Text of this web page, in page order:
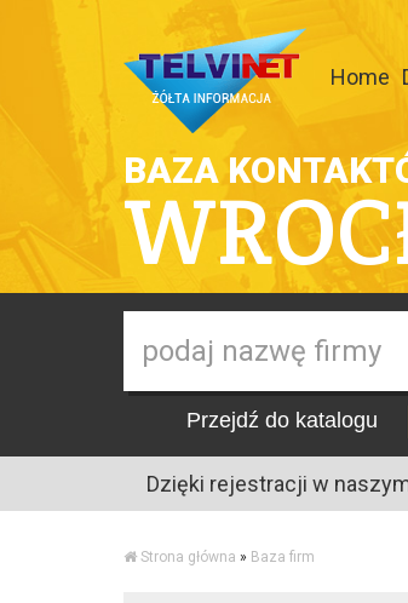
Home
BAZA
Przejdź do katalogu
Dzięki rejestracji w
Strona główna » Baza firm